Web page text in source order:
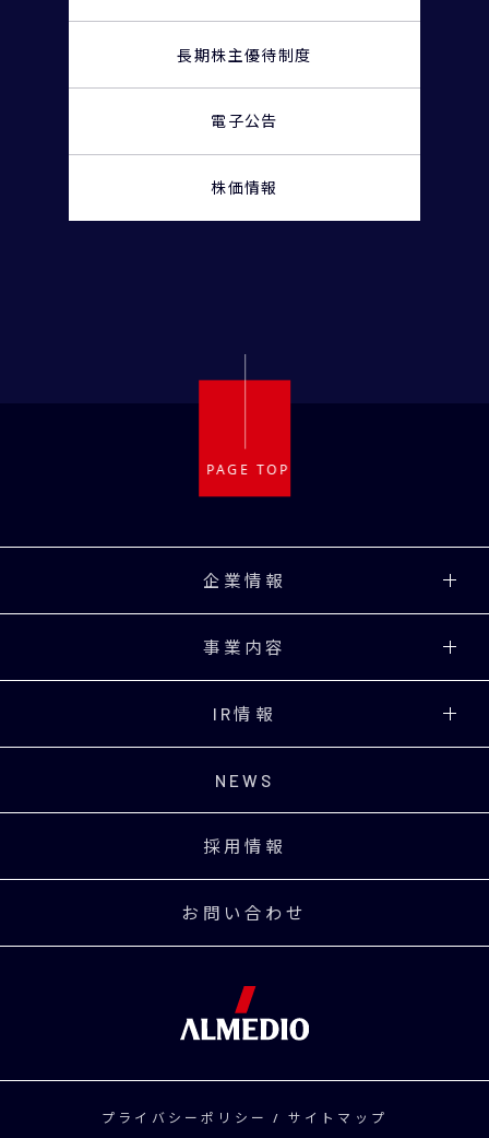
長期株主優待制度
電子公告
株価情報
企業情報
事業内容
IR情報
NEWS
採用情報
お問い合わせ
プライバシーポリシー / サイトマップ